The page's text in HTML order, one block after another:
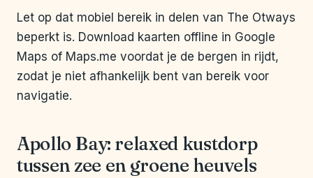
Let op dat mobiel bereik in delen van The Otways
beperkt is. Download kaarten offline in Google
Maps of Maps.me voordat je de bergen in rijdt,
zodat je niet afhankelijk bent van bereik voor
navigatie.
Apollo Bay: relaxed kustdorp
tussen zee en groene heuvels